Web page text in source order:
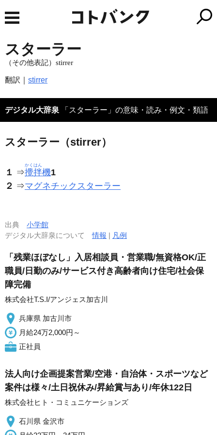
スターラー
（その他表記）stirrer
翻訳｜ stirrer
デジタル大辞泉 「スターラー」の意味・読み・例文・類語
スターラー（stirrer）
１ ⇒攪拌
かくはん
機1
２ ⇒マグネチックスターラー
出典 小学館
デジタル大辞泉について情報 | 凡例
「残業ほぼなし」入居相談員・営業職/無資格OK/正
職員/日勤のみ/サービス付き高齢者向け住宅/社会保
障完備
株式会社T.S.I/アンジェス加古川
兵庫県 加古川市
月給24万2,000円～
正社員
法人向け企画提案営業/空港・自治体・スポーツなど
案件は様々/土日祝休み/昇給賞与あり/年休122日
株式会社ヒト・コミュニケーションズ
石川県 金沢市